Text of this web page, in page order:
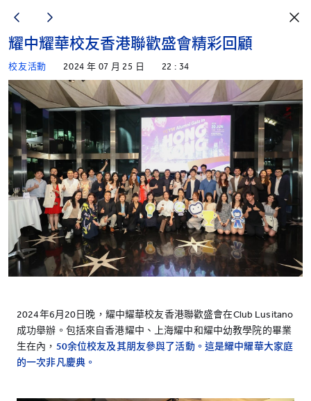
耀中耀華校友香港聯歡盛會精彩回顧
校友活動 2024 年 07 月 25 日 22 : 34
2024年6月20日晚，耀中耀華校友香港聯歡盛會在Club Lusitano
成功舉辦。包括來自香港耀中、上海耀中和耀中幼教學院的畢業
生在內， 50余位校友及其朋友參與了活動。這是耀中耀華大家庭
的一次非凡慶典。